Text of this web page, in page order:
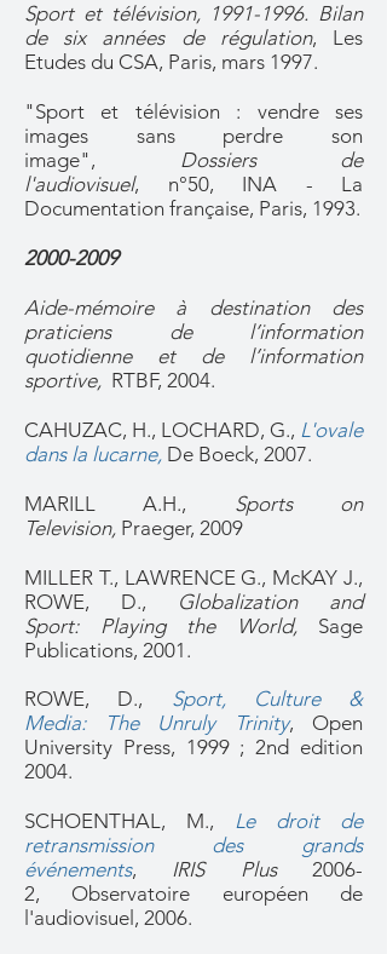
Sport et télévision, 1991-1996. Bilan
de six années de régulation, Les
Etudes du CSA, Paris, mars 1997.
"Sport et télévision : vendre ses
images sans perdre son
image", Dossiers de
l'audiovisuel, n°50, INA - La
Documentation française, Paris, 1993.
2000-2009
Aide-mémoire à destination des
praticiens de l’information
quotidienne et de l’information
sportive, RTBF, 2004.
CAHUZAC, H., LOCHARD, G., L'ovale
dans la lucarne, De Boeck, 2007.
MARILL A.H., Sports on
Television, Praeger, 2009
MILLER T., LAWRENCE G., McKAY J.,
ROWE, D., Globalization and
Sport: Playing the World,Sage
Publications, 2001.
ROWE, D., Sport, Culture &
Media: The Unruly Trinity, Open
University Press, 1999 ; 2nd edition
2004.
SCHOENTHAL, M., Le droit de
retransmission des grands
événements, IRIS Plus2006-
2, Observatoire européen de
l'audiovisuel, 2006.